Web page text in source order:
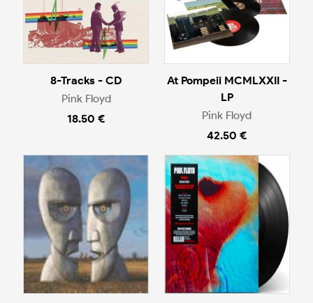
8-Tracks - CD
Pink Floyd
18.50 €
At Pompeii MCMLXXII -
LP
Pink Floyd
42.50 €